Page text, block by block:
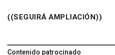
((SEGUIRÁ AMPLIACIÓN))
Contenido patrocinado